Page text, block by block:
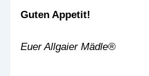
Guten Appetit!
Euer Allgaier Mädle®